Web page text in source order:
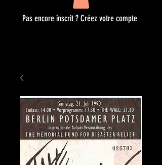
Pas encore inscrit ? Créez votre compte